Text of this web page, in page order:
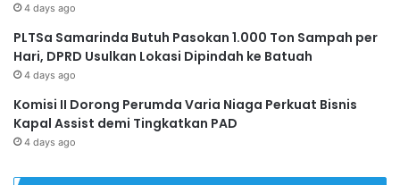
4 days ago
PLTSa Samarinda Butuh Pasokan 1.000 Ton Sampah per
Hari, DPRD Usulkan Lokasi Dipindah ke Batuah
4 days ago
Komisi II Dorong Perumda Varia Niaga Perkuat Bisnis
Kapal Assist demi Tingkatkan PAD
4 days ago